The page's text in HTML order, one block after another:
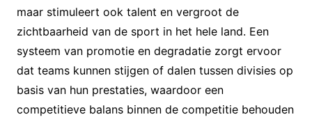
maar stimuleert ook talent en vergroot de
zichtbaarheid van de sport in het hele land. Een
systeem van promotie en degradatie zorgt ervoor
dat teams kunnen stijgen of dalen tussen divisies op
basis van hun prestaties, waardoor een
competitieve balans binnen de competitie behouden